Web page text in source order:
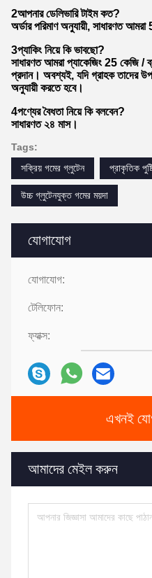
যোগাযোগ
যোগাযোগ:
টেলিফোন:
ফ্যাক্স:
এখনই
আমাদের মেইল করুন
2আপনার ডেলিভারি টাইম কত?
অর্ডার পরিমাণ অনুযায়ী, সাধারণত
3প্যাকিং নিয়ে কি ভাবছো?
সাধারণত আমরা প্যাকেজিং 25 কেজি /
প্রদান। অবশ্যই, যদি গ্রাহক তাদের
অনুযায়ী করতে হবে।
4পণ্যের বৈধতা নিয়ে কি বলবেন?
সাধারণত ২৪ মাস।
Tags:
সক্রিয় গমের গ্লুটেন
প্রাকৃতিক
উচ্চ গ্লুটেনযুক্ত গমের ময়দা